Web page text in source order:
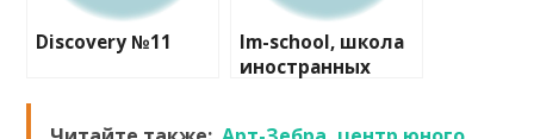
Discovery №11
Im-school, школа
иностранных